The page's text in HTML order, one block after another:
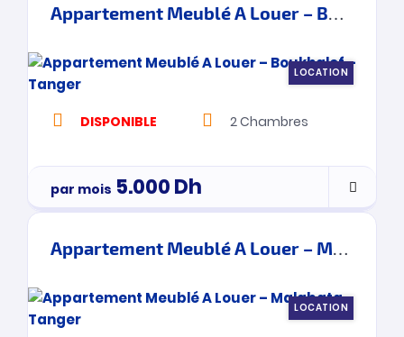
Appartement Meublé A Louer – Boukhalef – Tanger
LOCATION
DISPONIBLE 2Chambres
par mois 5.000Dh
Appartement Meublé A Louer – Malabata – Tanger
LOCATION